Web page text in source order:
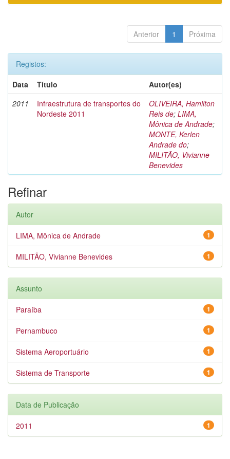
Anterior 1 Próxima
Registos:
Data
Título
Autor(es)
2011
Infraestrutura de transportes do
Nordeste 2011
OLIVEIRA, Hamilton
Reis de; LIMA,
Mônica de Andrade;
MONTE, Kerlen
Andrade do;
MILITÃO, Vivianne
Benevides
Refinar
Autor
1
LIMA, Mônica de Andrade
1
MILITÃO, Vivianne Benevides
Assunto
1
Paraíba
1
Pernambuco
1
Sistema Aeroportuário
1
Sistema de Transporte
Data de Publicação
1
2011